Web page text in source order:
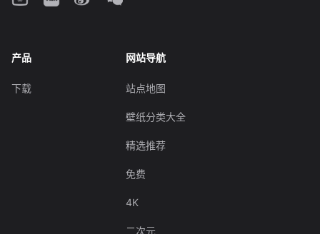
产品
下载
网站导航
站点地图
壁纸分类大全
精选推荐
免费
4K
二次元